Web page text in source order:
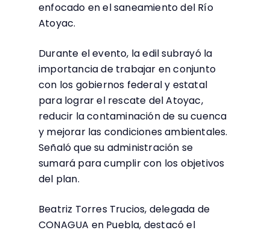
enfocado en el saneamiento del Río
Atoyac.
Durante el evento, la edil subrayó la
importancia de trabajar en conjunto
con los gobiernos federal y estatal
para lograr el rescate del Atoyac,
reducir la contaminación de su cuenca
y mejorar las condiciones ambientales.
Señaló que su administración se
sumará para cumplir con los objetivos
del plan.
Beatriz Torres Trucios, delegada de
CONAGUA en Puebla, destacó el